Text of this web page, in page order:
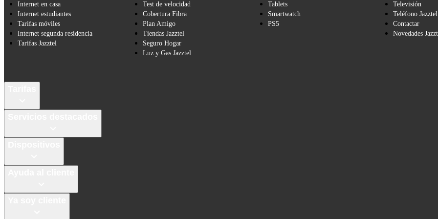
Internet en casa
Internet estudiantes
Tarifas móviles
Internet segunda residencia
Tarifas Jazztel
Test de velocidad
Cobertura Fibra
Plan Amigo
Tiendas Jazztel
Seguro Hogar
Luz y Gas Jazztel
Tablets
Smartwatch
PS5
Televisión
Teléfono Jazztel
Contactar
Novedades